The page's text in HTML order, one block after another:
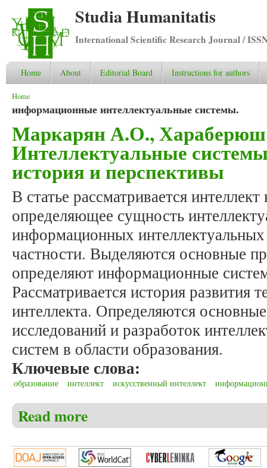
Studia Humanitatis
International Scientific Research Journal /
Home About Editorial Board Instructions for authors
You are here
Home
информационные интеллектуальные системы.
Маркарян А.О.,
Интеллектуальные
история и перспективы
В статье рассматривается
определяющее сущность
информационных
частности. Выделяются основные
определяют информационные
Рассматривается история развития
интеллекта. Определяются
исследований и разработок
систем в области образования.
Ключевые слова:
образование интеллект искусственный интеллект
Read more